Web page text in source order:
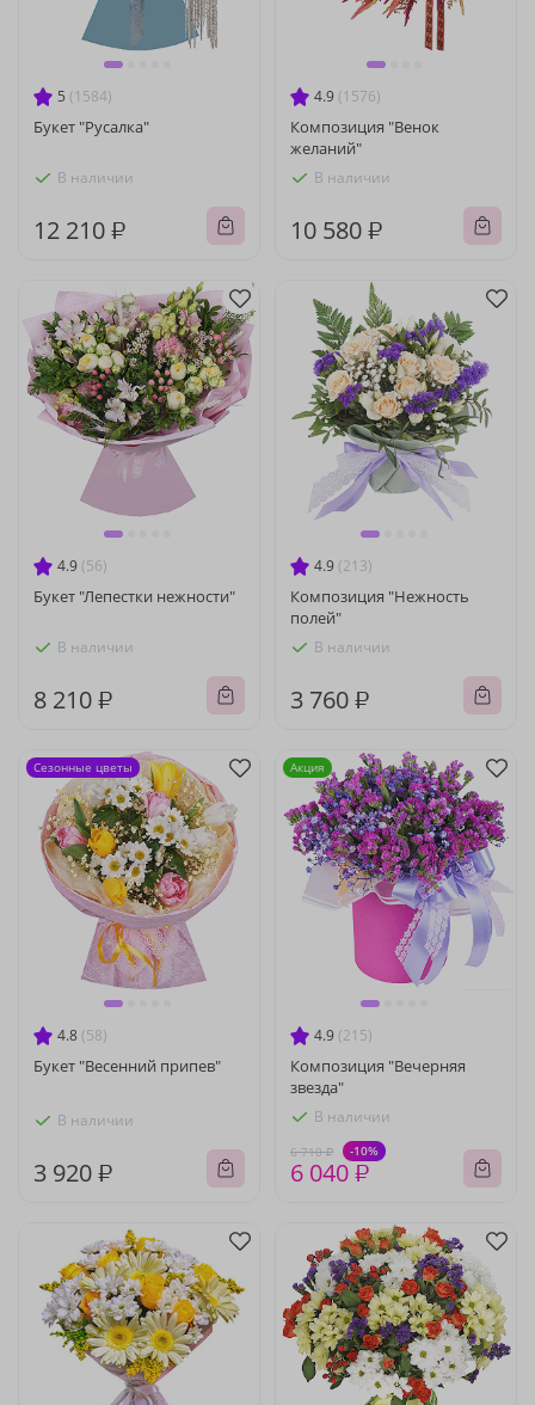
5 (1584)
Букет "Русалка"
В наличии
12 210 ₽
4.9 (1576)
Композиция "Венок
желаний"
В наличии
10 580 ₽
4.9 (56)
Букет "Лепестки нежности"
В наличии
8 210 ₽
4.9 (213)
Композиция "Нежность
полей"
В наличии
3 760 ₽
4.8 (58)
Букет "Весенний припев"
В наличии
3 920 ₽
Сезонные цветы
4.9 (215)
Композиция "Вечерняя
звезда"
В наличии
6 710 ₽ -10%
6 040 ₽
Акция